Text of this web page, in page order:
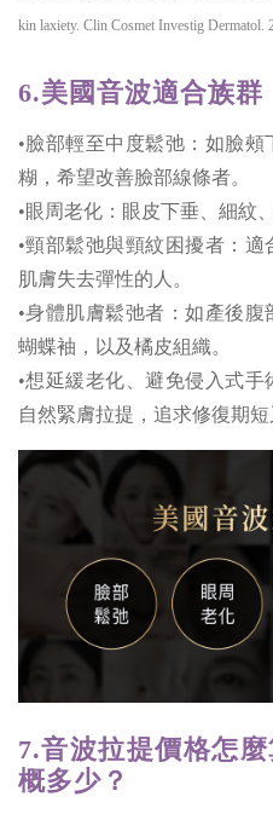
kin laxiety. Clin Cosmet Investig Dermatol.
6.美國音波適合族群
•臉部輕至中度鬆弛：如臉
糊，希望改善臉部線條者。
•眼周老化：眼皮下垂、細紋
•頸部鬆弛與頸紋困擾者：適
肌膚失去彈性的人。
•身體肌膚鬆弛者：如產後
蝴蝶袖，以及橘皮組織。
•想延緩老化、避免侵入式
自然緊膚拉提，追求修復期短
7.音波拉提價格怎
概多少？